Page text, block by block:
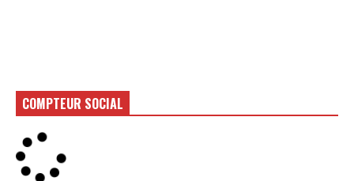
COMPTEUR SOCIAL